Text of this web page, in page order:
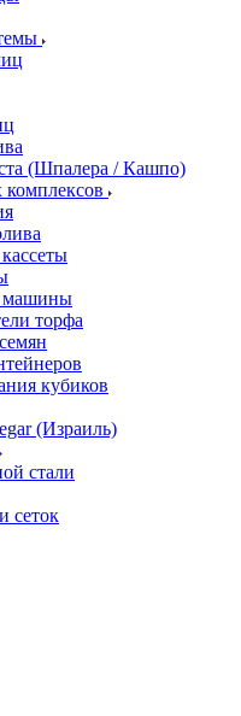
(Шпалера / Кашпо)
комплексов
машины
торфа
кубиков
(Израиль)
стали
сеток